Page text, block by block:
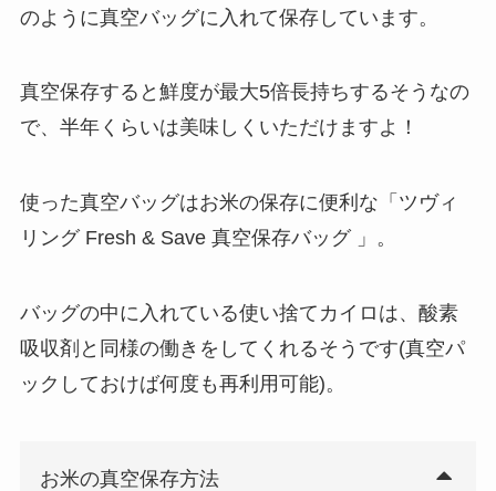
のように真空バッグに入れて保存しています。
真空保存すると鮮度が最大5倍長持ちするそうなの
で、半年くらいは美味しくいただけますよ！
使った真空バッグはお米の保存に便利な「ツヴィ
リング Fresh & Save 真空保存バッグ 」。
バッグの中に入れている使い捨てカイロは、酸素
吸収剤と同様の働きをしてくれるそうです(真空パ
ックしておけば何度も再利用可能)。
お米の真空保存方法